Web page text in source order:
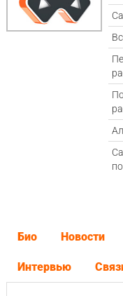
Био Новости
Интервью